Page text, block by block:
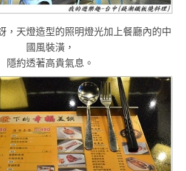
，天燈造型的照明燈光加上餐廳內的中
國風裝潢 ，
隱約透著高貴氣息 。